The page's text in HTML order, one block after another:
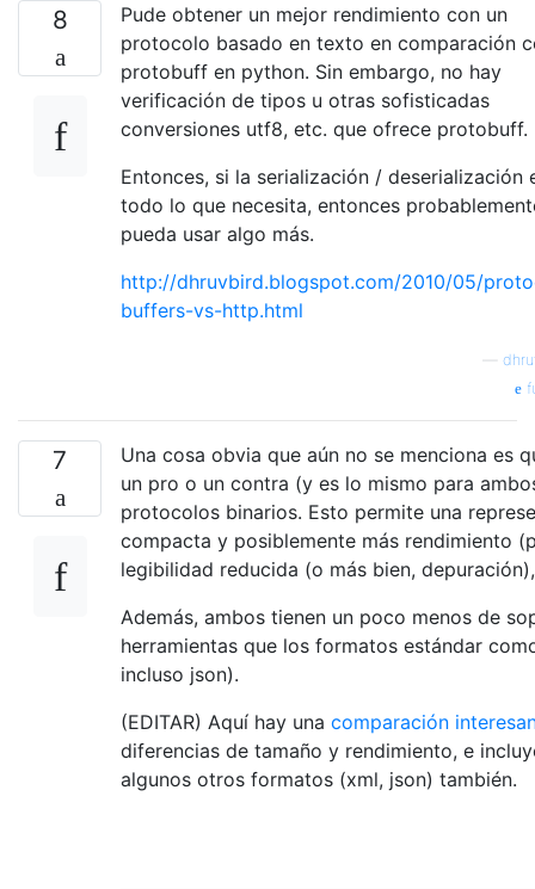
8
Pude obtener un mejor rendimiento con un
protocolo basado en texto en comparación
protobuff en python. Sin embargo, no hay
verificación de tipos u otras sofisticadas
conversiones utf8, etc. que ofrece protobuff.
Entonces, si la serialización / deserialización
todo lo que necesita, entonces
pueda usar algo más.
http://dhruvbird.blogspot.com/2010/05/
buffers-vs-http.html
7
Una cosa obvia que aún no se menciona es
un pro o un contra (y es lo mismo para
protocolos binarios. Esto permite una
compacta y posiblemente más rendimiento
legibilidad reducida (o más bien,
Además, ambos tienen un poco menos de
herramientas que los formatos estándar
incluso json).
(EDITAR) Aquí hay una comparación
diferencias de tamaño y rendimiento, e
algunos otros formatos (xml, json) también.